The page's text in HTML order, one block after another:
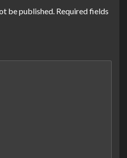
be published. Required fields